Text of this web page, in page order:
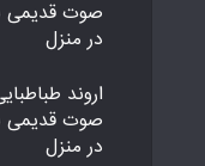
در منزل
اروند
در منزل